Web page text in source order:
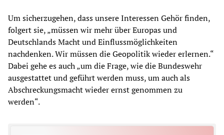
Um sicherzugehen, dass unsere Interessen Gehör finden,
folgert sie, „müssen wir mehr über Europas und
Deutschlands Macht und Einflussmöglichkeiten
nachdenken. Wir müssen die Geopolitik wieder erlernen.“
Dabei gehe es auch „um die Frage, wie die Bundeswehr
ausgestattet und geführt werden muss, um auch als
Abschreckungsmacht wieder ernst genommen zu
werden“.